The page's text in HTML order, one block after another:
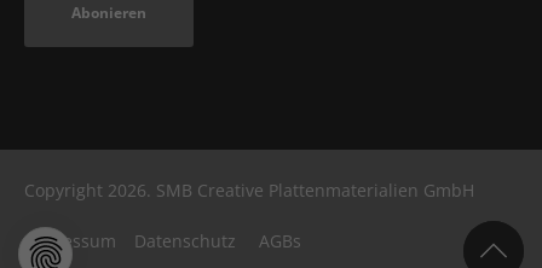
Abonieren
Copyright 2026. SMB Creative Plattenmaterialien GmbH
Impressum Datenschutz AGBs